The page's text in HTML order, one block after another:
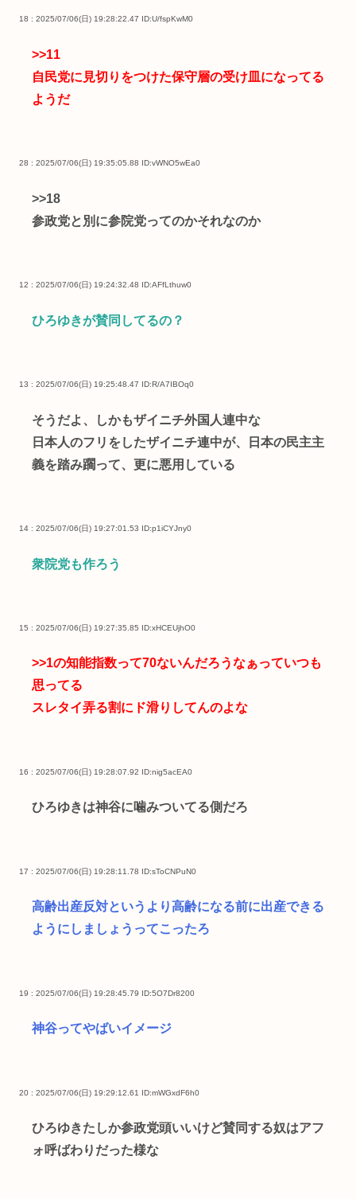
18 : 2025/07/06(日) 19:28:22.47 ID:U/fspKwM0
>>11
自民党に見切りをつけた保守層の受け皿になってる
ようだ
28 : 2025/07/06(日) 19:35:05.88 ID:vWNO5wEa0
>>18
参政党と別に参院党ってのかそれなのか
12 : 2025/07/06(日) 19:24:32.48 ID:AFfLthuw0
ひろゆきが賛同してるの？
13 : 2025/07/06(日) 19:25:48.47 ID:R/A7IBOq0
そうだよ、しかもザイニチ外国人連中な
日本人のフリをしたザイニチ連中が、日本の民主主
義を踏み躙って、更に悪用している
14 : 2025/07/06(日) 19:27:01.53 ID:p1iCYJny0
衆院党も作ろう
15 : 2025/07/06(日) 19:27:35.85 ID:xHCEUjhO0
>>1の知能指数って70ないんだろうなぁっていつも
思ってる
スレタイ弄る割にド滑りしてんのよな
16 : 2025/07/06(日) 19:28:07.92 ID:nig5acEA0
ひろゆきは神谷に噛みついてる側だろ
17 : 2025/07/06(日) 19:28:11.78 ID:sToCNPuN0
高齢出産反対というより高齢になる前に出産できる
ようにしましょうってこったろ
19 : 2025/07/06(日) 19:28:45.79 ID:5O7Dr8200
神谷ってやばいイメージ
20 : 2025/07/06(日) 19:29:12.61 ID:mWGxdF6h0
ひろゆきたしか参政党頭いいけど賛同する奴はアフ
ォ呼ばわりだった様な